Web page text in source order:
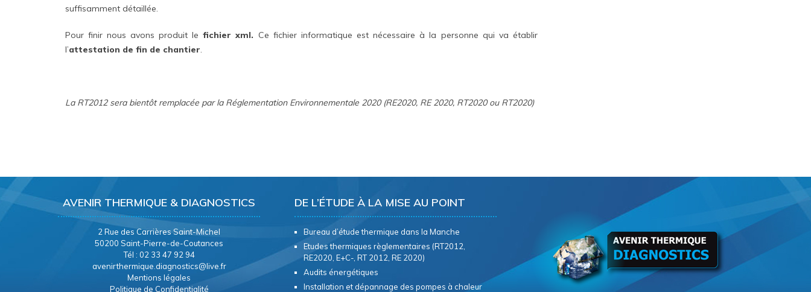
suffisamment détaillée.
Pour finir nous avons produit lefichier xml. Ce fichier informatique est nécessaire à la personne qui va établir
l’attestation de fin de chantier
La RT2012 sera bientôt remplacée par la Réglementation Environnementale 2020 (RE2020, RE 2020, RT2020 ou RT2020)
AVENIR THERMIQUE & DIAGNOSTICS
2 Rue des Carrières Saint-Michel
50200 Saint-Pierre-de-Coutances
Tél : 02 33 47 92 94
avenirthermique.diagnostics@live.fr
Mentions légales
Politique de Confidentialité
DE L’ÉTUDE À LA MISE AU POINT
Bureau d’étude thermique dans la Manche
Etudes thermiques règlementaires (RT2012,
RE2020, E+C-, RT 2012, RE 2020)
Audits énergétiques
Installation et dépannage des pompes à chaleur